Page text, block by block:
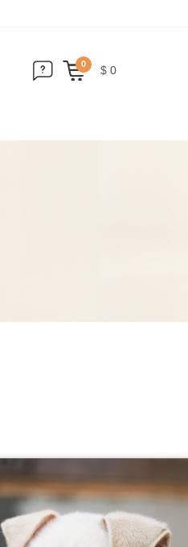
0 $ 0